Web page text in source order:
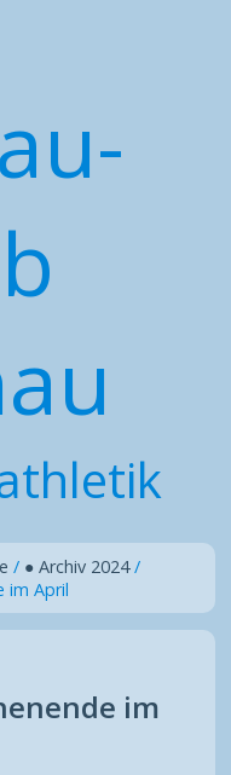
/ ● Archiv 2024 /
im April
im